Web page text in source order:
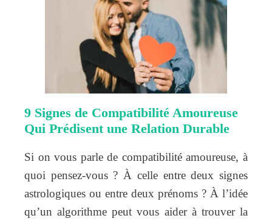
9 Signes de Compatibilité Amoureuse
Qui Prédisent une Relation Durable
Si on vous parle de compatibilité amoureuse, à
quoi pensez-vous ? À celle entre deux signes
astrologiques ou entre deux prénoms ? À l’idée
qu’un algorithme peut vous aider à trouver la